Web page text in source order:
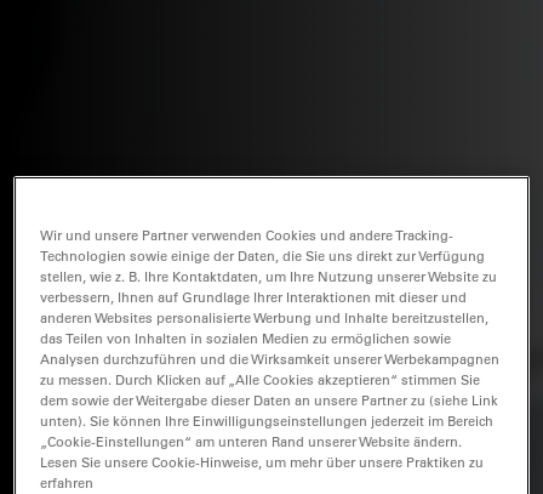
Wir und unsere Partner verwenden Cookies und andere Tracking-
Technologien sowie einige der Daten, die Sie uns direkt zur Verfügung
stellen, wie z. B. Ihre Kontaktdaten, um Ihre Nutzung unserer Website zu
verbessern, Ihnen auf Grundlage Ihrer Interaktionen mit dieser und
anderen Websites personalisierte Werbung und Inhalte bereitzustellen,
das Teilen von Inhalten in sozialen Medien zu ermöglichen sowie
Analysen durchzuführen und die Wirksamkeit unserer Werbekampagnen
zu messen. Durch Klicken auf „Alle Cookies akzeptieren“ stimmen Sie
dem sowie der Weitergabe dieser Daten an unsere Partner zu (siehe Link
unten). Sie können Ihre Einwilligungseinstellungen jederzeit im Bereich
„Cookie-Einstellungen“ am unteren Rand unserer Website ändern.
Lesen Sie unsere Cookie-Hinweise, um mehr über unsere Praktiken zu
erfahren